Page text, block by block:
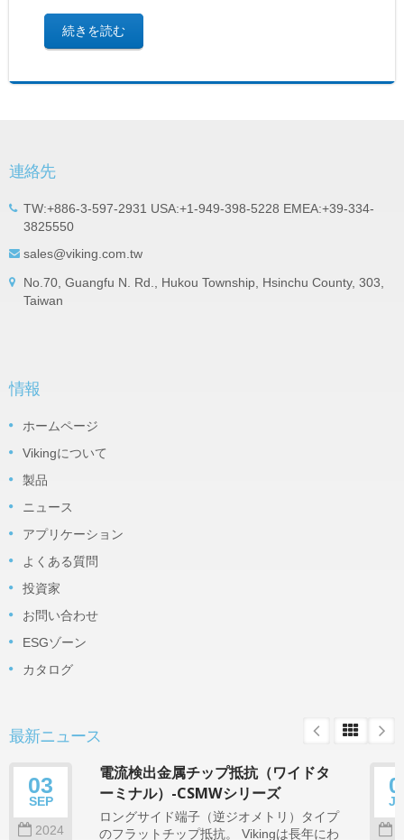
続きを読む
連絡先
TW:+886-3-597-2931 USA:+1-949-398-5228 EMEA:+39-334-
3825550
sales@viking.com.tw
No.70, Guangfu N. Rd., Hukou Township, Hsinchu County, 303,
Taiwan
情報
ホームページ
Vikingについて
製品
ニュース
アプリケーション
よくある質問
投資家
お問い合わせ
ESGゾーン
カタログ
最新ニュース
03
SEP
2024
電流検出金属チップ抵抗（ワイドタ
ーミナル）-CSMWシリーズ
ロングサイド端子（逆ジオメトリ）タイプ
のフラットチップ抵抗。 Vikingは長年にわ